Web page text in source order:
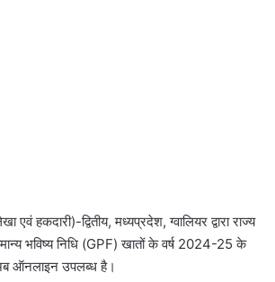
एवं हकदारी)-द्वितीय, मध्यप्रदेश, ग्वालियर द्वारा राज्य
भविष्य निधि (GPF) खातों के वर्ष 2024-25 के
ऑनलाइन उपलब्ध है।